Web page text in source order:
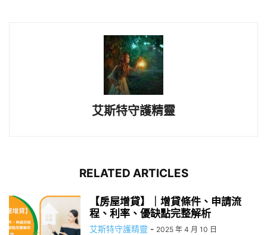
艾斯特守護精靈
RELATED ARTICLES
【房屋增貸】｜增貸條件、申請流
程、利率、優缺點完整解析
艾斯特守護精靈 - 2025 年 4 月 10 日